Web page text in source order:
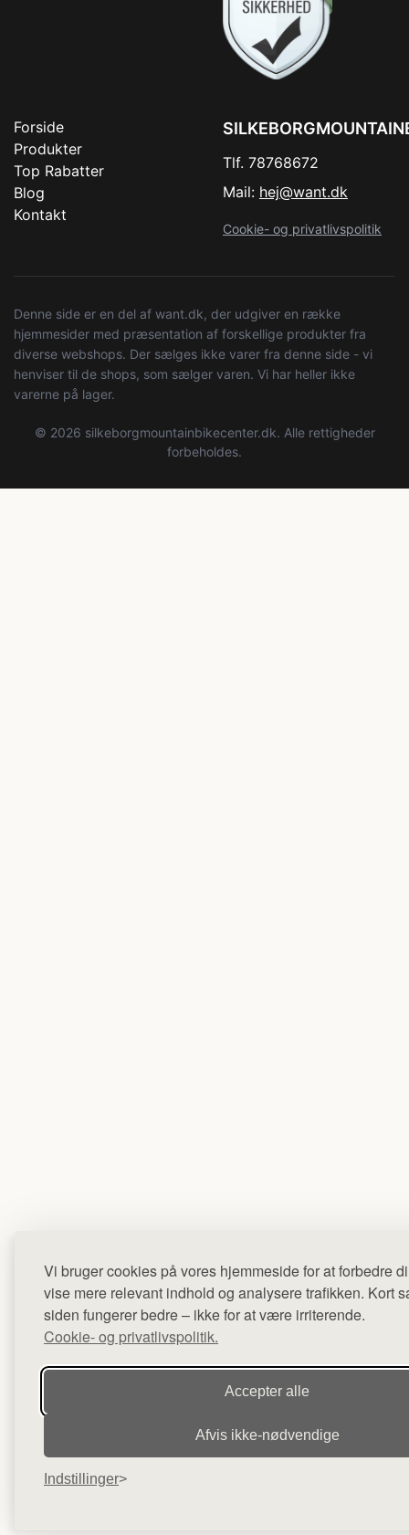
Vi bruger cookies på vores hjemmeside for at forbedre
vise mere relevant indhold og analysere trafikken. Kort
siden fungerer bedre – ikke for at være irriterende.
Cookie- og privatlivspolitik.
Accepter alle
Afvis ikke‑nødvendige
Indstillinger
Forside
Produkter
Top Rabatter
Blog
Kontakt
Tlf. 78768672
Mail: hej@want.dk
Cookie- og privatlivspolitik
Denne side er en del af want.dk, der udgiver en række
hjemmesider med præsentation af forskellige produkter fra
diverse webshops. Der sælges ikke varer fra denne side - vi
henviser til de shops, som sælger varen. Vi har heller ikke
varerne på lager.
© 2026 silkeborgmountainbikecenter.dk. Alle rettigheder
forbeholdes.